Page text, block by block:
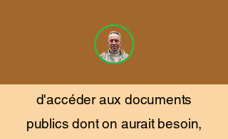
Notre constat, en tant que
citoyens engagés de longue
d'accéder aux documents
publics dont on aurait besoin,